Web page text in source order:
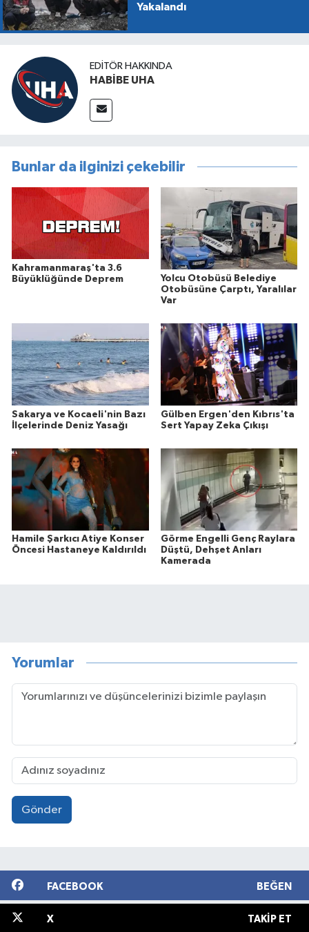
Yakalandı
EDITÖR HAKKINDA
HABİBE UHA
Bunlar da ilginizi çekebilir
Kahramanmaraş'ta 3.6
Büyüklüğünde Deprem
Yolcu Otobüsü Belediye
Otobüsüne Çarptı, Yaralılar
Var
Sakarya ve Kocaeli'nin Bazı
İlçelerinde Deniz Yasağı
Gülben Ergen'den Kıbrıs'ta
Sert Yapay Zeka Çıkışı
Hamile Şarkıcı Atiye Konser
Öncesi Hastaneye Kaldırıldı
Görme Engelli Genç Raylara
Düştü, Dehşet Anları
Kamerada
Yorumlar
Gönder
FACEBOOK BEĞEN
X TAKIP ET